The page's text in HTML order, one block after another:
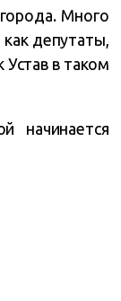
Много
депутаты,
Устав в таком
начинается